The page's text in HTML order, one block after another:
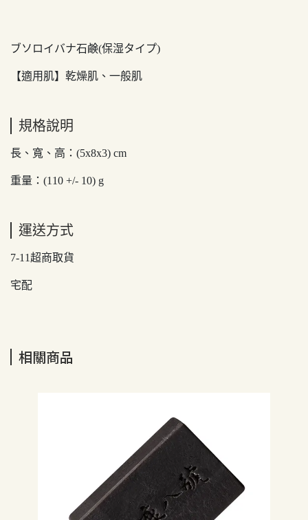
ブソロイバナ石鹸(保湿タイプ)
【適用肌】乾燥肌、一般肌
規格說明
長、寬、高：(5x8x3) cm
重量：(110 +/- 10) g
運送方式
7-11超商取貨
宅配
相關商品